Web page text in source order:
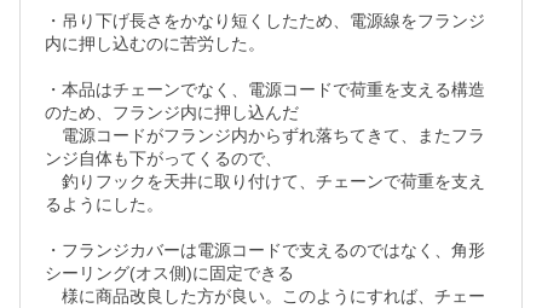
・吊り下げ長さをかなり短くしたため、電源線をフランジ
内に押し込むのに苦労した。
・本品はチェーンでなく、電源コードで荷重を支える構造
のため、フランジ内に押し込んだ
電源コードがフランジ内からずれ落ちてきて、またフラ
ンジ自体も下がってくるので、
釣りフックを天井に取り付けて、チェーンで荷重を支え
るようにした。
・フランジカバーは電源コードで支えるのではなく、角形
シーリング(オス側)に固定できる
様に商品改良した方が良い。このようにすれば、チェー